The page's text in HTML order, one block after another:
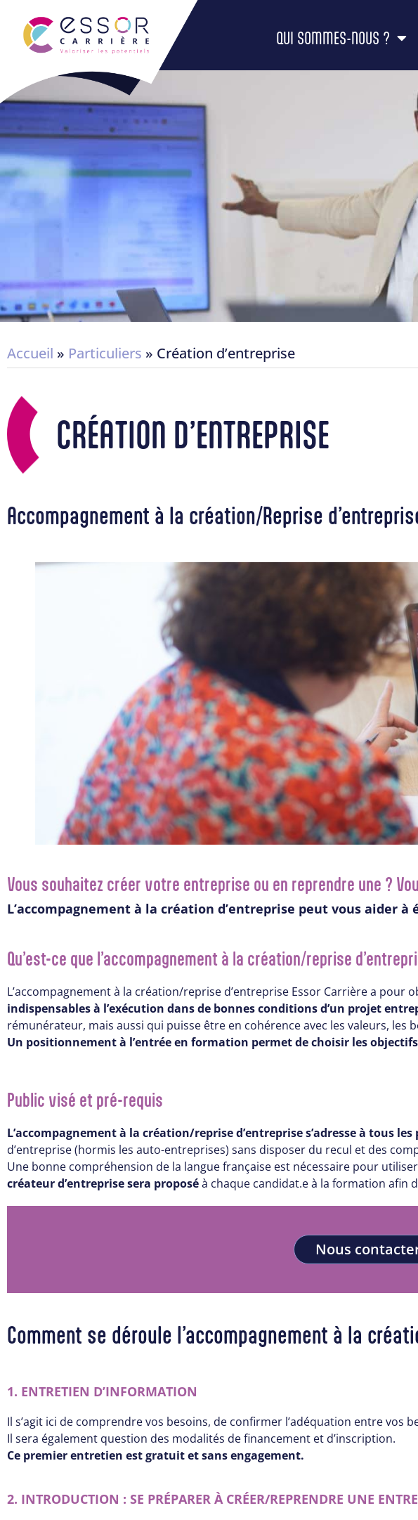
QUI SOMMES-NOUS ?
Accueil » Particuliers » Création d’entreprise
CRÉATION D’ENTREPRISE
Accompagnement à la création/Reprise
Vous souhaitez créer votre entreprise ou en reprendre une ?
L’accompagnement à la création d’entreprise peut vous aider
Qu’est-ce que l’accompagnement à la création/reprise
L’accompagnement à la création/reprise d’entreprise Essor Carrière a
indispensables à l’exécution dans de bonnes conditions d’un projet
rémunérateur, mais aussi qui puisse être en cohérence avec les valeurs, les
Un positionnement à l’entrée en formation permet de choisir les
Public visé et pré-requis
L’accompagnement à la création/reprise d’entreprise s’adresse à tous les
d’entreprise (hormis les auto-entreprises) sans disposer du recul et des
Une bonne compréhension de la langue française est nécessaire pour
créateur d’entreprise sera proposéà chaque candidat.e à la formation afin
Nous
Comment se déroule l’accompagnement à la
1. ENTRETIEN D’INFORMATION
Il s’agit ici de comprendre vos besoins, de confirmer l’adéquation entre
Il sera également question des modalités de financement et d’inscription.
Ce premier entretien est gratuit et sans engagement.
2. INTRODUCTION : SE PRÉPARER À CRÉER/REPRENDRE UNE